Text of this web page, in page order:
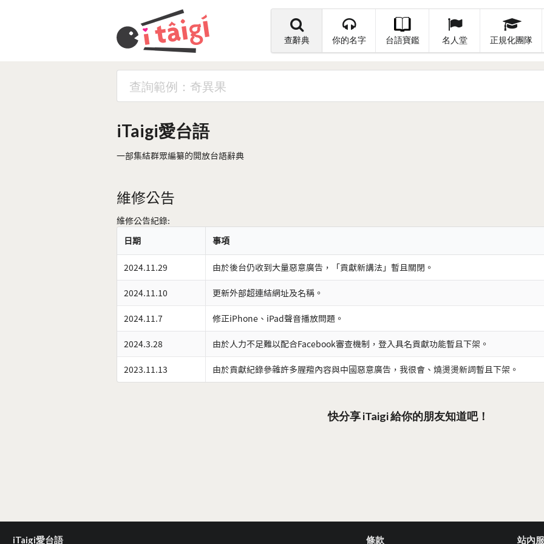
查辭典 你的名字 台語寶鑑 名人堂 正規化團隊
iTaigi愛台語
一部集結群眾編纂的開放台語辭典
維修公告
維修公告紀錄:
日期
事項
2024.11.29 由於後台仍收到大量惡意廣告，「貢獻新講法」暫且關閉。
2024.11.10 更新外部超連結網址及名稱。
2024.11.7 修正iPhone、iPad聲音播放問題。
2024.3.28 由於人力不足難以配合Facebook審查機制，登入具名貢獻功能暫且下架。
2023.11.13 由於貢獻紀錄參雜許多腥羶內容與中國惡意廣告，我很會、燒燙燙新詞暫且下架。
快分享 iTaigi 給你的朋友知道吧！
iTaigi愛台語 條款 站內